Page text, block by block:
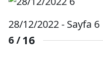
28/12/2022 - Sayfa 6
6 /16